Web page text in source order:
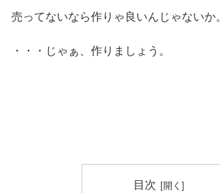
売ってないなら作りゃ良いんじゃないか。
・・・じゃぁ、作りましょう。
目次